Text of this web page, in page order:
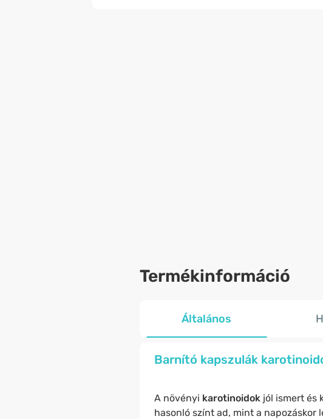
Termékinformáció
Általános
Barnító kapszulák
A növényi karotinoidokjól ismert és
hasonló színt ad, mint a napozáskor